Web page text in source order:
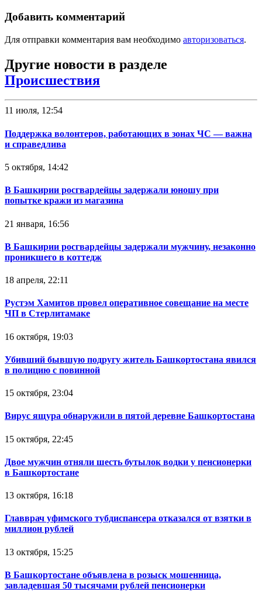
Добавить комментарий
Для отправки комментария вам необходимо авторизоваться.
Другие новости в разделе
Происшествия
11 июля, 12:54
Поддержка волонтеров, работающих в зонах ЧС — важна
и справедлива
5 октября, 14:42
В Башкирии росгвардейцы задержали юношу при
попытке кражи из магазина
21 января, 16:56
В Башкирии росгвардейцы задержали мужчину, незаконно
проникшего в коттедж
18 апреля, 22:11
Рустэм Хамитов провел оперативное совещание на месте
ЧП в Стерлитамаке
16 октября, 19:03
Убивший бывшую подругу житель Башкортостана явился
в полицию с повинной
15 октября, 23:04
Вирус ящура обнаружили в пятой деревне Башкортостана
15 октября, 22:45
Двое мужчин отняли шесть бутылок водки у пенсионерки
в Башкортостане
13 октября, 16:18
Главврач уфимского тубдиспансера отказался от взятки в
миллион рублей
13 октября, 15:25
В Башкортостане объявлена в розыск мошенница,
завладевшая 50 тысячами рублей пенсионерки